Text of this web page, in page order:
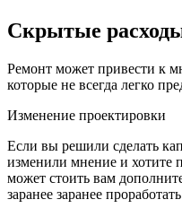
Скрытые
Ремонт может привести к
которые не всегда легко
Изменение проектировки
Если вы решили сделать
изменили мнение и хотите
может стоить вам
заранее заранее